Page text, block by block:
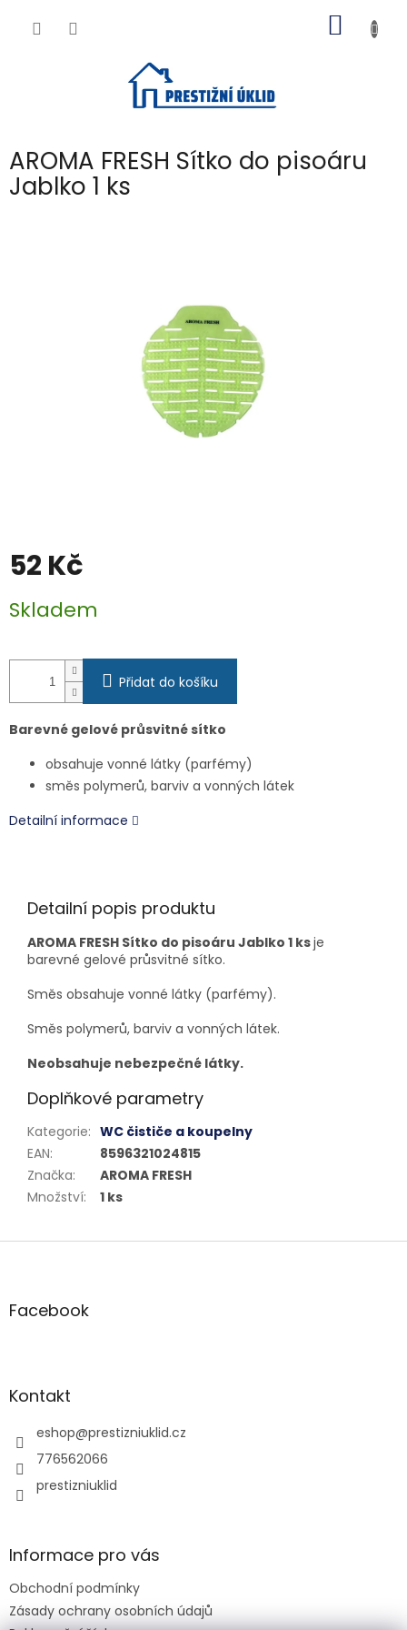
KOŠÍK
AROMA FRESH Sítko do pisoáru
Jablko 1 ks
52 Kč
cena:
Skladem
Přidat do košíku
Barevné gelové průsvitné sítko
obsahuje vonné látky (parfémy)
směs polymerů, barviv a vonných látek
Detailní informace
Detailní popis produktu
AROMA FRESH Sítko do pisoáru Jablko 1 ksje
barevné gelové průsvitné sítko.
Směs obsahuje vonné látky (parfémy).
Směs polymerů, barviv a vonných látek.
Neobsahuje nebezpečné látky.
Doplňkové parametry
Kategorie: WC čističe a koupelny
EAN:
8596321024815
Značka:
AROMA FRESH
Množství: 1 ks
Z
aFacebook
Kontakt
eshop@prestizniuklid.cz
776562066
prestizniuklid
Informace pro vás
Obchodní podmínky
Zásady ochrany osobních údajů